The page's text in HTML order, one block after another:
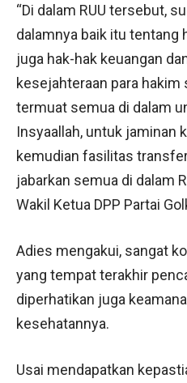
“Di dalam RUU tersebut,
dalamnya baik itu tentang
juga hak-hak keuangan
kesejahteraan para
termuat semua di dalam
Insyaallah, untuk jaminan
kemudian fasilitas
jabarkan semua di dalam
Wakil Ketua DPP Partai
Adies mengakui, sangat
yang tempat terakhir
diperhatikan juga
kesehatannya.
Usai mendapatkan